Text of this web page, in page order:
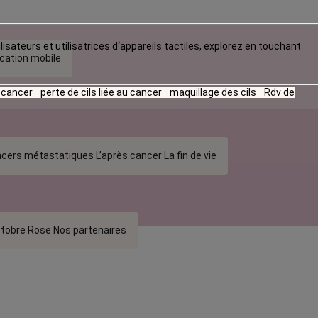
mobile
métastatiques L’après cancer La fin de vie
Rose Nos partenaires
et utilisatrices d‘appareils tactiles, explorez en touchant
perte de cils liée au cancer maquillage des cils Rdv de